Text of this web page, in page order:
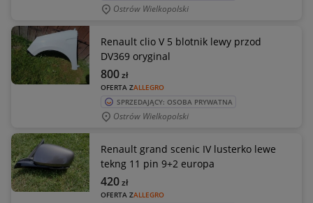
Ostrów Wielkopolski
Renault clio V 5 blotnik lewy przod
DV369 oryginal
OFERTA ZALLEGRO
800zł
SPRZEDAJĄCY: OSOBA PRYWATNA
Ostrów Wielkopolski
Renault grand scenic IV lusterko lewe
tekng 11 pin 9+2 europa
OFERTA ZALLEGRO
420zł